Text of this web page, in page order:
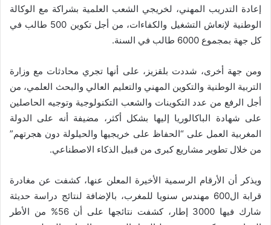
إعادة التدريب المهني، لخريجي الشعب العلمية بشراكة مع الوكالة
الوطنية لإنعاش التشغيل والكفاءات، من أجل تكوين 500 طالب في
كل جهة بمجموع 6000 طالب في السنة.
ومن جهة أخرى، شددت بلقزيز، على أنها تجري محادثات مع وزارة
التربية الوطنية والتكوين المهني والتعليم العالي والبحث العلمي، من
أجل الرفع من عدد التكوينات والشعب التكنولوجية وتوجيه الحاصلين
على شهادة الباكالوريا إليها بشكل أكثر، مضيفة أنه على الدولة
المغربية العمل على “الحفاظ على خريجيها والحيلولة دون هجرتهم”
من خلال تطوير مشاريع كبرى من قبيل الذكاء الاصطناعي.
ويذكر أن الأرقام الرسمية الأخيرة المعلن عنها، كشفت عن مغادرة
قرابة ال600 مهندس سنويا للمغرب، بالإضافة لنتائج دراسة حديثة
شارك فيها 3000 إطار، كشفت نتائجها على أن 56% من الأطر